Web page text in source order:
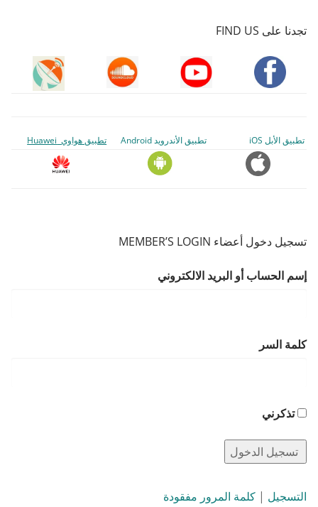
تجدنا على FIND US
تطبيق الأبل iOS تطبيق الأندرويد Android تطبيق هواوي Huawei
تسجيل دخول أعضاء MEMBER’S LOGIN
إسم الحساب أو البريد الالكتروني
كلمة السر
تذكرني
التسجيل | كلمة المرور مفقودة